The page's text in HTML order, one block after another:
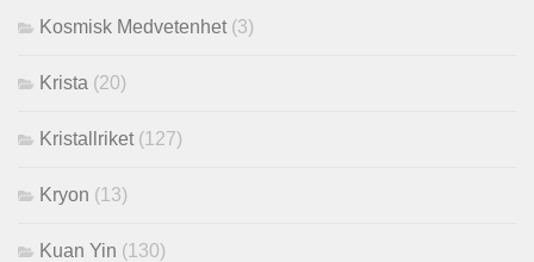
Kosmisk Medvetenhet (3)
Krista (20)
Kristallriket (127)
Kryon (13)
Kuan Yin (130)